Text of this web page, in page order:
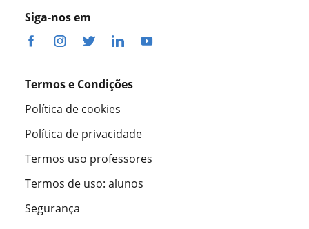
Siga-nos em
Termos e Condições
Política de cookies
Política de privacidade
Termos uso professores
Termos de uso: alunos
Segurança